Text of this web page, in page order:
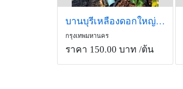
บานบุรีเหลืองดอกใหญ่ (กทม)
กรุงเทพมหานคร
ราคา 150.00 บาท /ต้น